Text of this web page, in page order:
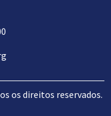
os direitos reservados.